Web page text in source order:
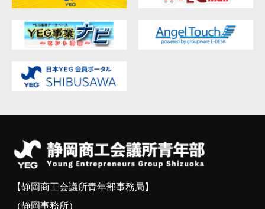
【静岡商工会議所青年部事務局】
（静岡事務所）